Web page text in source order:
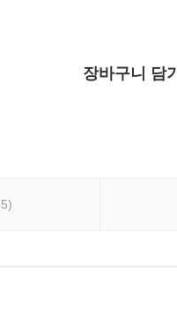
장바구니 담기
5)